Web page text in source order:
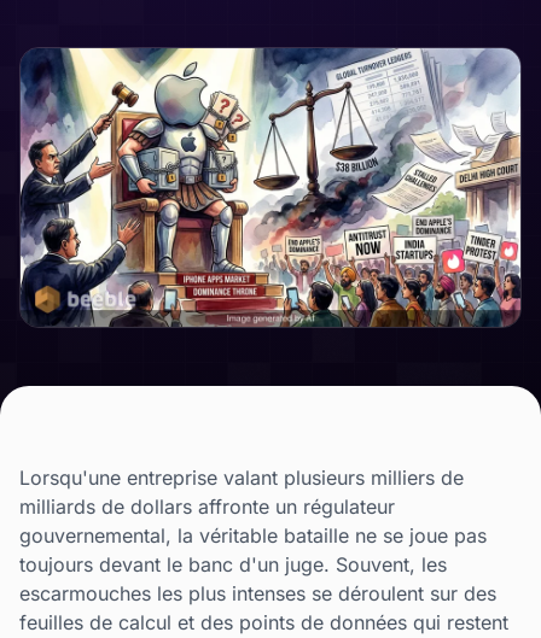
Lorsqu'une entreprise valant plusieurs milliers de
milliards de dollars affronte un régulateur
gouvernemental, la véritable bataille ne se joue pas
toujours devant le banc d'un juge. Souvent, les
escarmouches les plus intenses se déroulent sur des
feuilles de calcul et des points de données qui restent